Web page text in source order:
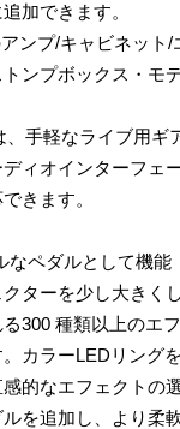
加できます。
アンプ/キャビネッ
ンプボックス・モ
、手軽なライブ用
ィオインターフェ
きます。
なペダルとして機能
ターを少し大きく
300 種類以上のエ
カラーLEDリング
的なエフェクトの
を追加し、より柔